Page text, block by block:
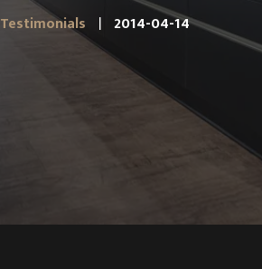
Testimonials 2014-04-14